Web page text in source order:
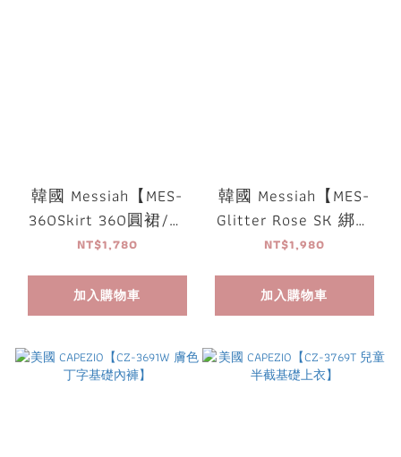
韓國 Messiah【MES-
360Skirt 360圓裙/排
練裙】
NT$1,780
加入購物車
韓國 Messiah【MES-
Glitter Rose SK 綁帶
珠光花瓣裙】
NT$1,980
加入購物車